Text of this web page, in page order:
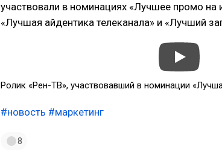
участвовали в номинациях «Лучшее промо на
«Лучшая айдентика телеканала» и «Лучший
Ролик «Рен-ТВ», участвовавший в номинации
#новость #маркетинг
8